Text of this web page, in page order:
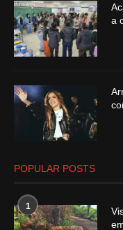
a
POPULAR POSTS
1